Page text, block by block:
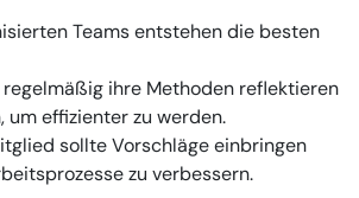
Teams entstehen die besten
ihre Methoden reflektieren
um effizienter zu werden.
sollte Vorschläge einbringen
zu verbessern.